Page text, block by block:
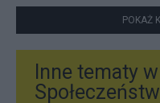
POKAŻ
Inne tematy